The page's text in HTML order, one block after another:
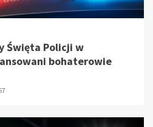
Święta Policji w
bohaterowie